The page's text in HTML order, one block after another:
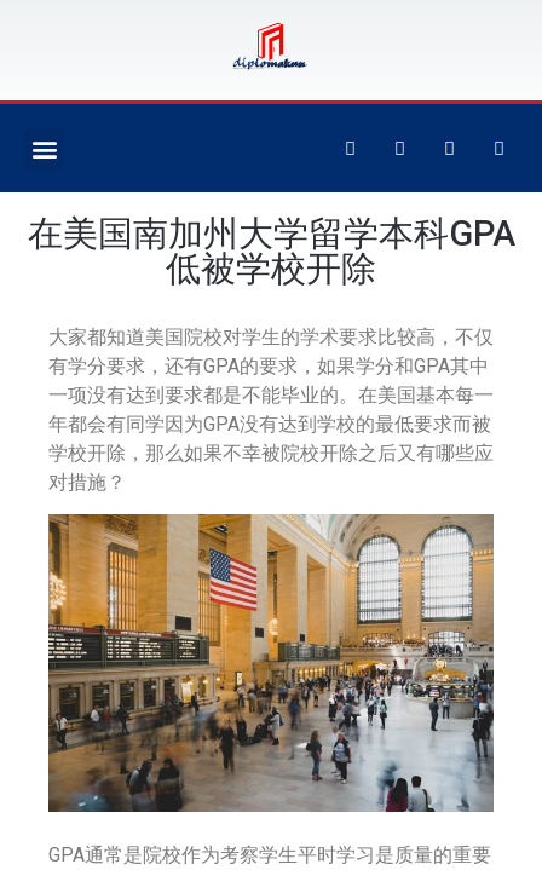
在美国南加州大学留学本科GPA
低被学校开除
大家都知道美国院校对学生的学术要求比较高，不仅
有学分要求，还有GPA的要求，如果学分和GPA其中
一项没有达到要求都是不能毕业的。在美国基本每一
年都会有同学因为GPA没有达到学校的最低要求而被
学校开除，那么如果不幸被院校开除之后又有哪些应
对措施？
GPA通常是院校作为考察学生平时学习是质量的重要